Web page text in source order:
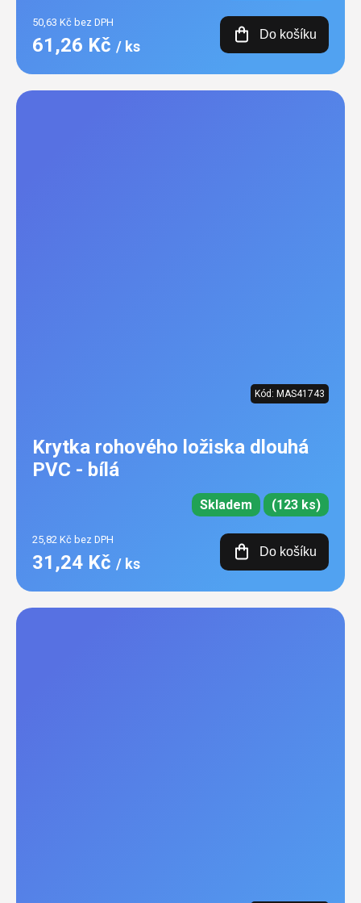
50,63 Kč bez DPH
61,26 Kč / ks
Do košíku
Kód: MAS41743
Krytka rohového ložiska dlouhá
PVC - bílá
Skladem (123 ks)
25,82 Kč bez DPH
31,24 Kč / ks
Do košíku